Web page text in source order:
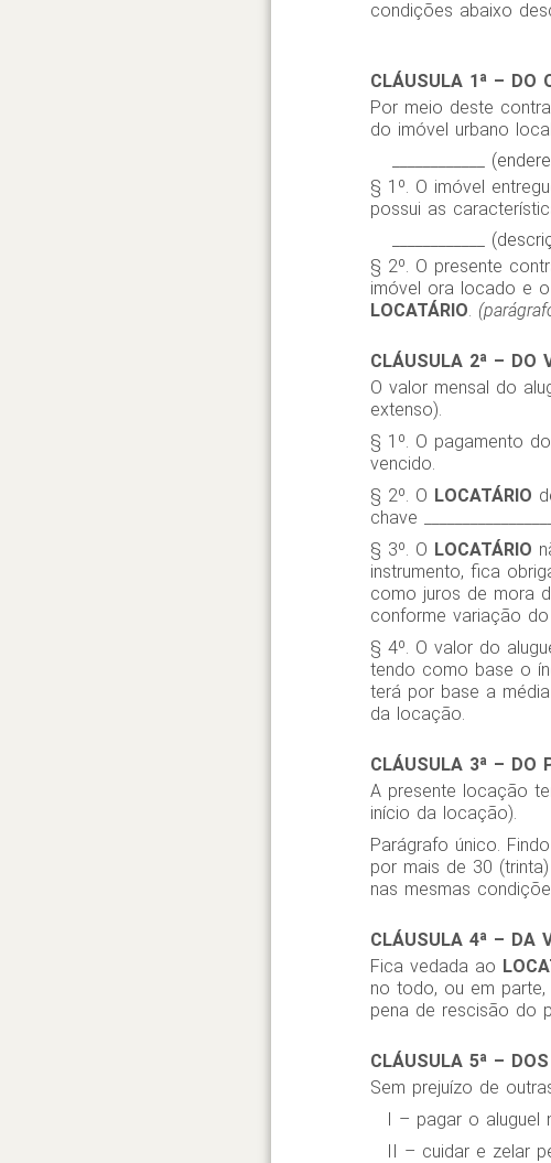
condições abaixo
CLÁUSULA 1ª – DO
Por meio deste
do imóvel urbano
____________
§ 1º. O imóvel
possui as
____________
§ 2º. O presente
imóvel ora locado e
LOCATÁRIO.
CLÁUSULA 2ª – DO
O valor mensal do
extenso).
§ 1º. O pagamento
vencido.
§ 2º. O LOCATÁRIO
chave
§ 3º. O LOCATÁRIO
instrumento, fica
como juros de mora
conforme variação
§ 4º. O valor do
tendo como base o
terá por base a
da locação.
CLÁUSULA 3ª – DO
A presente locação
início da locação).
Parágrafo único.
por mais de 30
nas mesmas
CLÁUSULA 4ª – DA
Fica vedada ao
no todo, ou em
pena de rescisão do
CLÁUSULA 5ª –
Sem prejuízo de
I – pagar o aluguel
II – cuidar e zelar